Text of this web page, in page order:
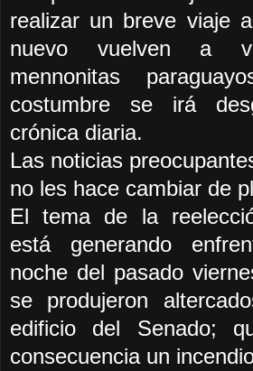
realizar un breve viaje
nuevo vuelven a
mennonitas
costumbre se irá
crónica diaria.
Las noticias
no les hace cambiar de
El tema de la
está generando
noche del pasado
se produjeron
edificio del Senado;
consecuencia un